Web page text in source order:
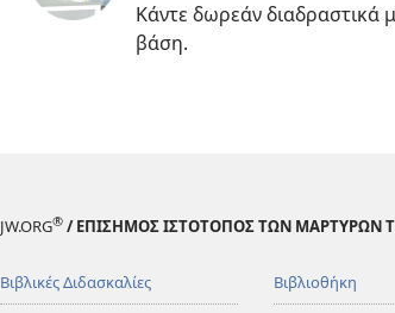
Κάντε δωρεάν διαδραστικά
βάση.
JW.ORG® / ΕΠΙΣΗΜΟΣ ΙΣΤΟΤΟΠΟΣ ΤΩΝ ΜΑΡΤΥΡΩΝ
Βιβλικές Διδασκαλίες Βιβλιοθήκη